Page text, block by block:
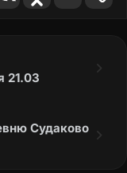
21.03
Судаково